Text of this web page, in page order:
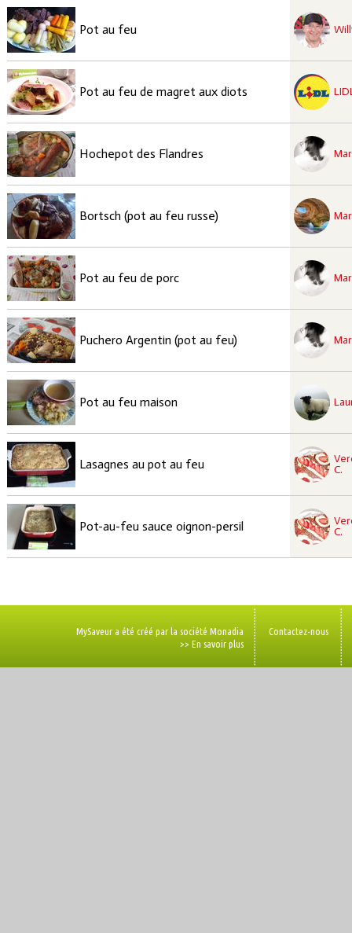
Pot au feu
recette à tester
Pot au feu de magret aux diots
recette à tester
Hochepot des Flandres
recette à tester
Bortsch (pot au feu russe)
recette à tester
Pot au feu de porc
recette à tester
Puchero Argentin (pot au feu)
recette à tester
Pot au feu maison
Lasagnes au pot au feu
C.
recette à tester
Pot-au-feu sauce oignon-persil
C.
recette à tester
MySaveur a été créé par la société Monadia
>> En savoir plus
Contactez-nous